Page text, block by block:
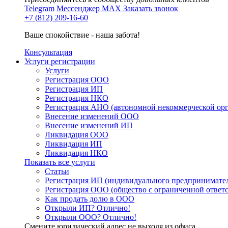
Telegram Мессенджер MAX Заказать звонок
+7 (812) 209-16-60
Ваше спокойствие - наша забота!
Консультация
Услуги регистрации
Услуги
Регистрация ООО
Регистрация ИП
Регистрация НКО
Регистрация АНО (автономной некоммерческой
Внесение изменений ООО
Внесение изменений ИП
Ликвидация ООО
Ликвидация ИП
Ликвидация НКО
Показать все услуги
Статьи
Регистрация ИП (индивидуального
Регистрация ООО (общество с ограниченной
Как продать долю в ООО
Открыли ИП? Отлично!
Открыли ООО? Отлично!
Смените юридический адрес не выходя из офиса